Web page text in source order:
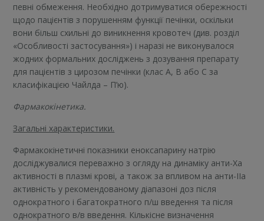
певні обмеження. Необхідно дотримуватися обережності
щодо пацієнтів з порушенням функції печінки, оскільки
вони більш схильні до виникнення кровотеч (див. розділ
«Особливості застосування») і наразі не виконувалося
жодних формальних досліджень з дозування препарату
для пацієнтів з цирозом печінки (клас A, B або C за
класифікацією Чайлда – П’ю).
Фармакокінетика.
Загальні характеристики.
Фармакокінетичні показники еноксапарину натрію
досліджувалися переважно з огляду на динаміку анти-Xa
активності в плазмі крові, а також за впливом на анти-IIa
активність у рекомендованому діапазоні доз після
однократного і багатократного п/ш введення та після
однократного в/в введення. Кількісне визначення